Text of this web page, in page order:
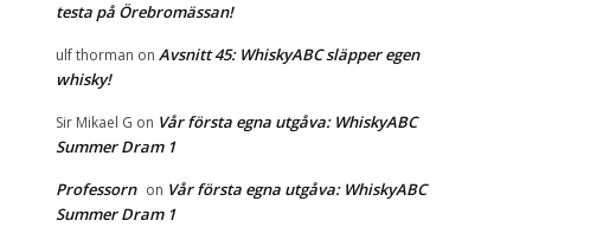
testa på Örebromässan!
ulf thorman on Avsnitt 45: WhiskyABC släpper egen
whisky!
Sir Mikael G on Vår första egna utgåva: WhiskyABC
Summer Dram 1
Professorn on Vår första egna utgåva: WhiskyABC
Summer Dram 1